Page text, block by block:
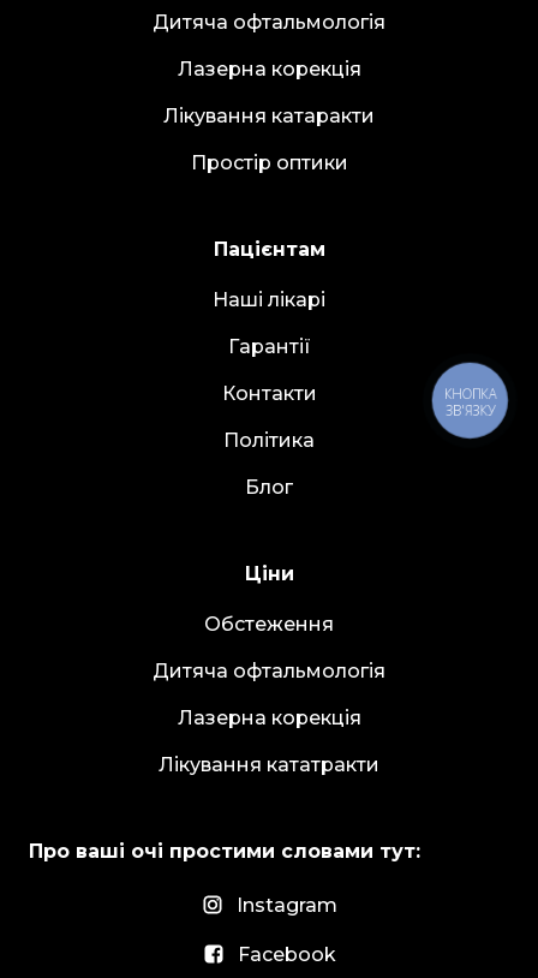
Дитяча офтальмологія
Лазерна корекція
Лікування катаракти
Простір оптики
Пацієнтам
Наші лікарі
Гарантії
Контакти
Політика
Блог
Ціни
Обстеження
Дитяча офтальмологія
Лазерна корекція
Лікування кататракти
Про ваші очі простими словами тут:
Instagram
Facebook
КНОПКА
ЗВ'ЯЗКУ